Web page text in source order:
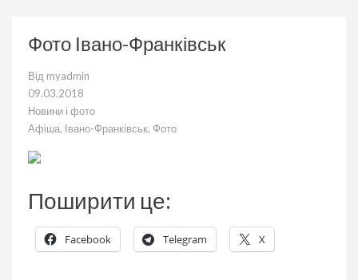
Фото Івано-Франківськ
Від myadmin
09.03.2018
Новини і фото
Афіша, Івано-Франківськ, Фото
Поширити це:
Facebook Telegram X